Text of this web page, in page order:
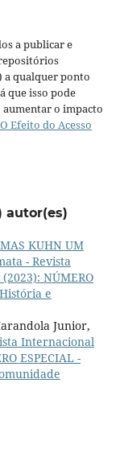
a publicar e
a qualquer ponto
que isso pode
o impacto
O Efeito do Acesso
autor(es)
KUHN UM
- Revista
NÚMERO
e
Junior,
Internacional
ESPECIAL -